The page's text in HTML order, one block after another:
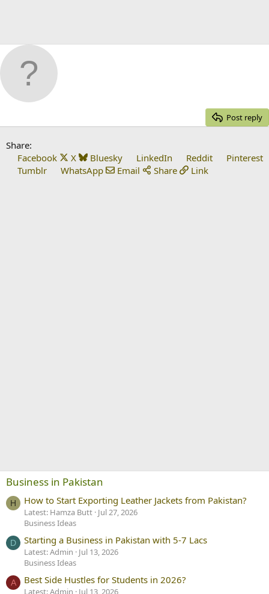
Post reply
Share:
Facebook
X Bluesky LinkedIn Reddit
Pinterest
Tumblr
WhatsApp Email Share Link
Business in Pakistan
H How to Start Exporting Leather Jackets from Pakistan?
Latest: Hamza Butt Jul 27, 2026
Business Ideas
D Starting a Business in Pakistan with 5-7 Lacs
Latest: Admin
Jul 13, 2026
Business Ideas
A Best Side Hustles for Students in 2026?